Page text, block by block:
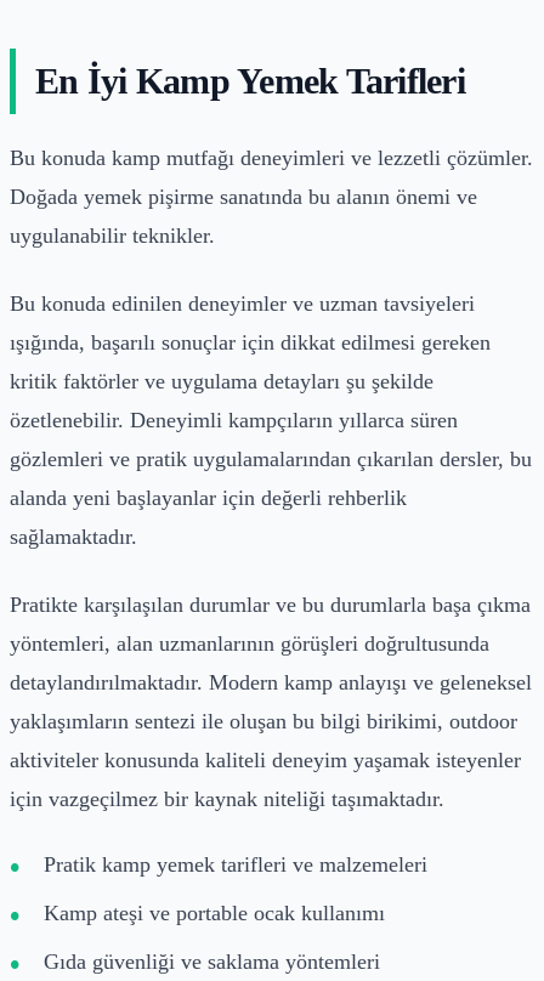
En İyi Kamp Yemek Tarifleri
Bu konuda kamp mutfağı deneyimleri ve lezzetli çözümler.
Doğada yemek pişirme sanatında bu alanın önemi ve
uygulanabilir teknikler.
Bu konuda edinilen deneyimler ve uzman tavsiyeleri
ışığında, başarılı sonuçlar için dikkat edilmesi gereken
kritik faktörler ve uygulama detayları şu şekilde
özetlenebilir. Deneyimli kampçıların yıllarca süren
gözlemleri ve pratik uygulamalarından çıkarılan dersler, bu
alanda yeni başlayanlar için değerli rehberlik
sağlamaktadır.
Pratikte karşılaşılan durumlar ve bu durumlarla başa çıkma
yöntemleri, alan uzmanlarının görüşleri doğrultusunda
detaylandırılmaktadır. Modern kamp anlayışı ve geleneksel
yaklaşımların sentezi ile oluşan bu bilgi birikimi, outdoor
aktiviteler konusunda kaliteli deneyim yaşamak isteyenler
için vazgeçilmez bir kaynak niteliği taşımaktadır.
Pratik kamp yemek tarifleri ve malzemeleri
Kamp ateşi ve portable ocak kullanımı
Gıda güvenliği ve saklama yöntemleri